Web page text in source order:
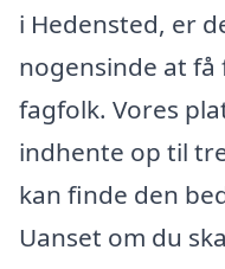
i Hedensted, er
nogensinde at
fagfolk. Vores
indhente op til
kan finde den
Uanset om du